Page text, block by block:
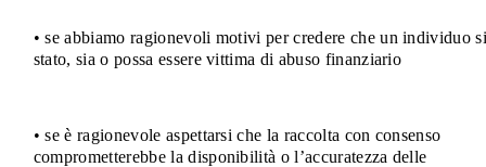
• se abbiamo ragionevoli motivi per credere che un individuo
stato, sia o possa essere vittima di abuso finanziario
• se è ragionevole aspettarsi che la raccolta con consenso
comprometterebbe la disponibilità o l’accuratezza delle